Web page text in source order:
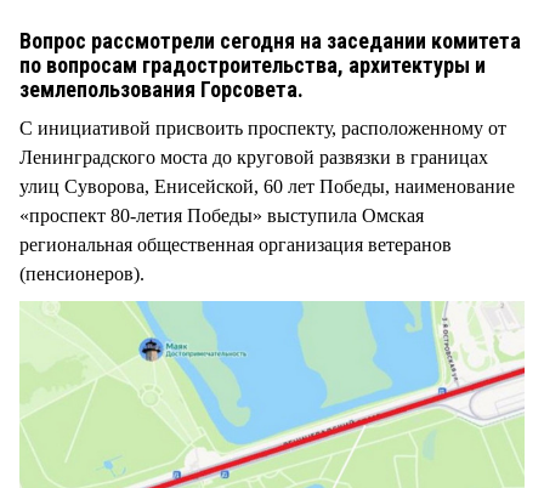
Вопрос рассмотрели сегодня на заседании комитета
по вопросам градостроительства, архитектуры и
землепользования Горсовета.
С инициативой присвоить проспекту, расположенному от
Ленинградского моста до круговой развязки в границах
улиц Суворова, Енисейской, 60 лет Победы, наименование
«проспект 80-летия Победы» выступила Омская
региональная общественная организация ветеранов
(пенсионеров).